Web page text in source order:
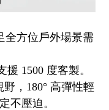
全方位戶外場景需
援 1500 度客製。
， 180° 高彈性輕
不壓迫。